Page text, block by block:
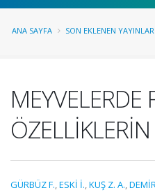
ANA SAYFA SON EKLENEN YAYINLAR
MEYVELERDE
GÜRBÜZ F.,ESKİ İ.,KUŞ Z. A.,